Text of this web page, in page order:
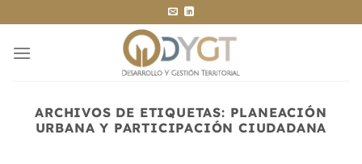
al
contenido
ARCHIVOS DE ETIQUETAS: PLANEACIÓN
URBANA Y PARTICIPACIÓN CIUDADANA